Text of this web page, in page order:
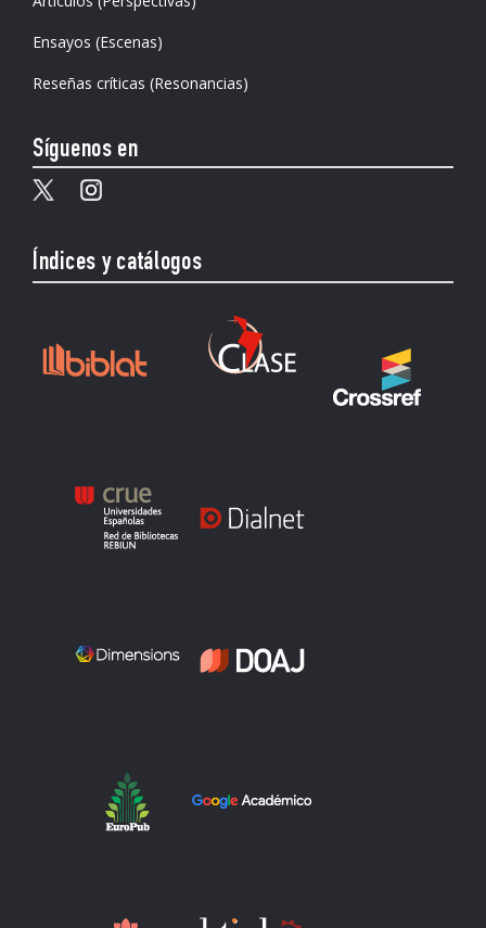
Ensayos (Escenas)
Reseñas críticas (Resonancias)
Síguenos en
Índices y catálogos